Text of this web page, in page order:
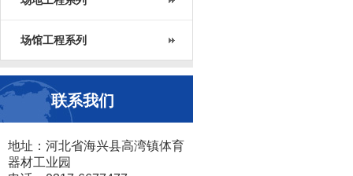
场馆工程系列
联系我们
地址：河北省海兴县高湾镇体育
器材工业园